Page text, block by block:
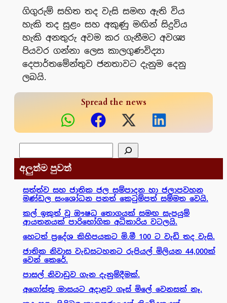
ගිගුරුම් සහිත තද වැසි සමඟ ඇති විය
හැකි තද සුළං සහ අකුණු මඟින් සිදුවිය
හැකි අනතුරු අවම කර ගැනීමට අවශ්‍ය
පියවර ගන්නා ලෙස කාලගුණවිද්‍යා
දෙපාර්තමේන්තුව ජනතාවට දැනුම දෙනු
ලබයි.
Spread the news
අලුත්ම පුවත්
සත්ත්ව සහ ජාතික ජල සම්පාදන හා ජලාපවහන
මණ්ඩල සංශෝධන පනත් කෙටුම්පත් සම්මත වෙයි.
කල් ඉකුත් වූ ඖෂධ තොගයක් සමඟ සැපයුම්
ආයතනයක් පාරිභෝගික අධිකාරිය වටලයි.
හෙටත් ප්‍රදේශ කිහිපයකට මි.මී 100 ට වැඩි තද වැසි.
ජාතික නිවාස වැඩසටහනට රුපියල් මිලියන 44,000ක්
වෙන් කෙරේ.
පාසල් නිවාඩුව ගැන දැනුම්දීමක්.
අගෝස්තු මාසයට අදාළව ගෑස් මිලේ වෙනසක් නෑ.